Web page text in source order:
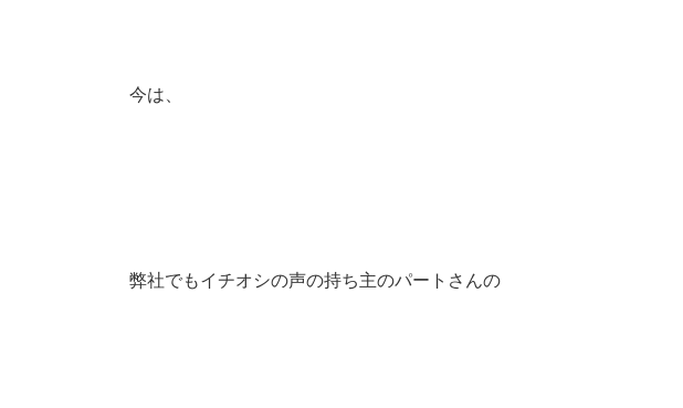
今は、
弊社でもイチオシの声の持ち主のパートさんの